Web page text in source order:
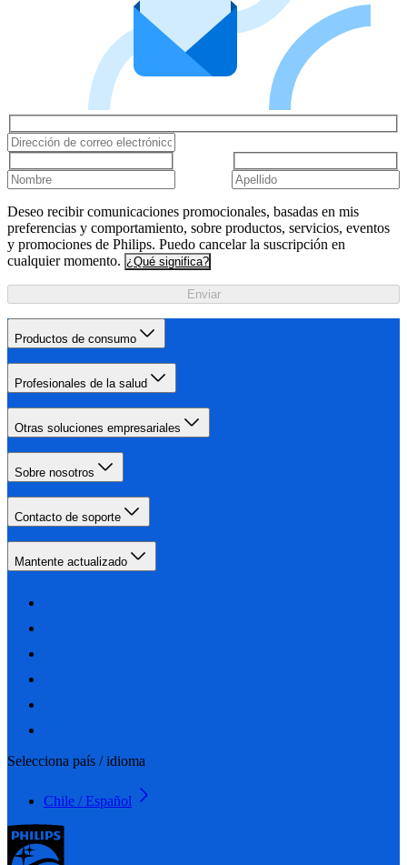
Deseo recibir comunicaciones promocionales, basadas en mis
preferencias y comportamiento, sobre productos, servicios, eventos
y promociones de Philips. Puedo cancelar la suscripción en
cualquier momento. ¿Qué significa?
Enviar
Productos de consumo
Profesionales de la salud
Otras soluciones empresariales
Sobre nosotros
Contacto de soporte
Mantente actualizado
Selecciona país / idioma
Chile / Español